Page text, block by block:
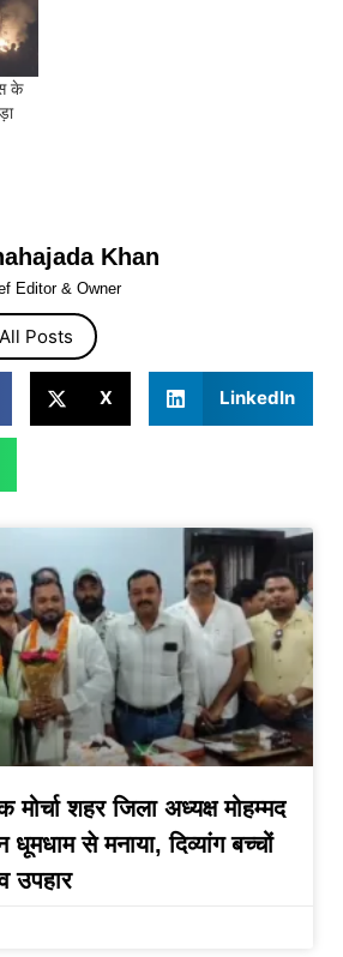
के
Khan
Editor & Owner
All Posts
X LinkedIn
शहर जिला अध्यक्ष मोहम्मद
से मनाया, दिव्यांग बच्चों
उपहार